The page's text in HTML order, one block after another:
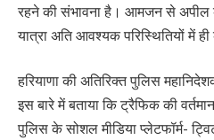
रहने की संभावना है। आमजन से अपील
यात्रा अति आवश्यक परिस्थितियों में
हरियाणा की अतिरिक्त पुलिस
इस बारे में बताया कि ट्रैफिक की
पुलिस के सोशल मीडिया प्लेटफॉर्म-